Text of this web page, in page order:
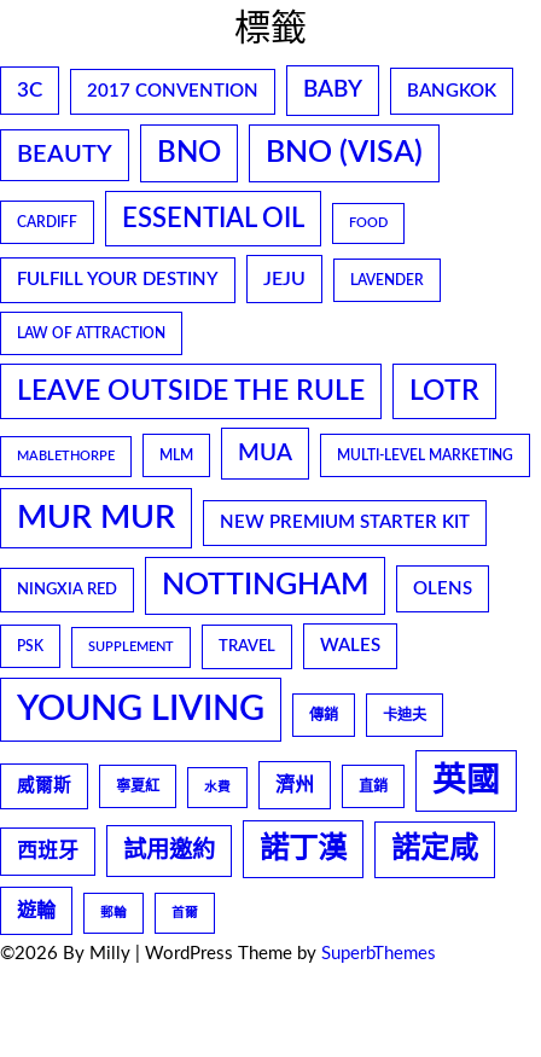
標籤
3C 2017 CONVENTION BABY BANGKOK
BEAUTY BNO BNO (VISA)
CARDIFF ESSENTIAL OIL FOOD
FULFILL YOUR DESTINY JEJU LAVENDER
LAW OF ATTRACTION
LEAVE OUTSIDE THE RULE LOTR
MABLETHORPE MLM MUA MULTI-LEVEL MARKETING
MUR MUR NEW PREMIUM STARTER KIT
NINGXIA RED NOTTINGHAM OLENS
PSK SUPPLEMENT TRAVEL WALES
YOUNG LIVING 傳銷 卡迪夫
威爾斯 寧夏紅 水費 濟州 直銷 英國
西班牙 試用邀約 諾丁漢 諾定咸
遊輪 郵輪 首爾
©2026 By Milly | WordPress Theme by SuperbThemes